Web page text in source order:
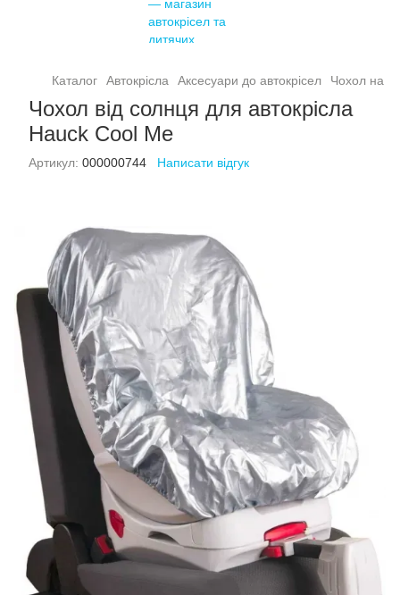
Каталог Автокрісла Аксесуари до автокрісел Чохол на
Чохол від солнця для автокрісла
Hauck Cool Me
Артикул: 000000744 Написати відгук